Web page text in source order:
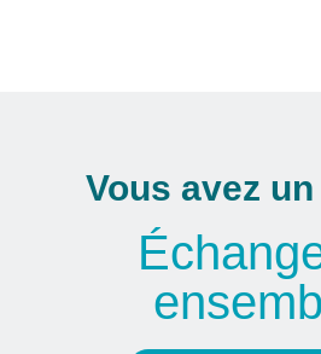
Vous avez